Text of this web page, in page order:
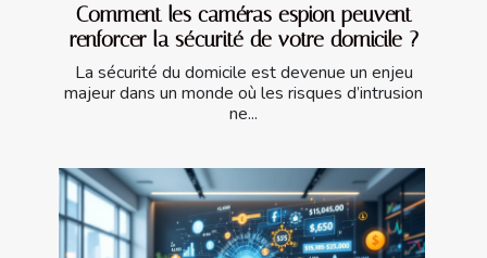
Comment les caméras espion peuvent
renforcer la sécurité de votre domicile ?
La sécurité du domicile est devenue un enjeu
majeur dans un monde où les risques d’intrusion
ne...